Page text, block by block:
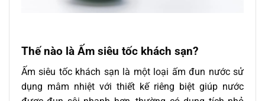
Thế nào là Ấm siêu tốc khách sạn?
Ấm siêu tốc khách sạn là một loại ấm đun nước sử
dụng mâm nhiệt với thiết kế riêng biệt giúp nước